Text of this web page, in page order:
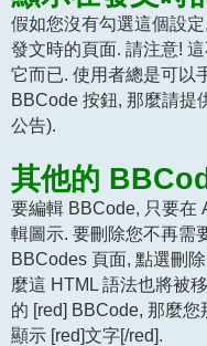
假如您沒有勾選這個設
發文時的頁面. 請注意!
它而已. 使用者總是可以
BBCode 按鈕, 那麼請提
公告).
其他的
要編輯 BBCode, 只要在
輯圖示. 要刪除您不再需
BBCodes 頁面, 點選刪
麼這 HTML 語法也將被
的 [red] BBCode, 那麼
顯示 [red]文字[/red].